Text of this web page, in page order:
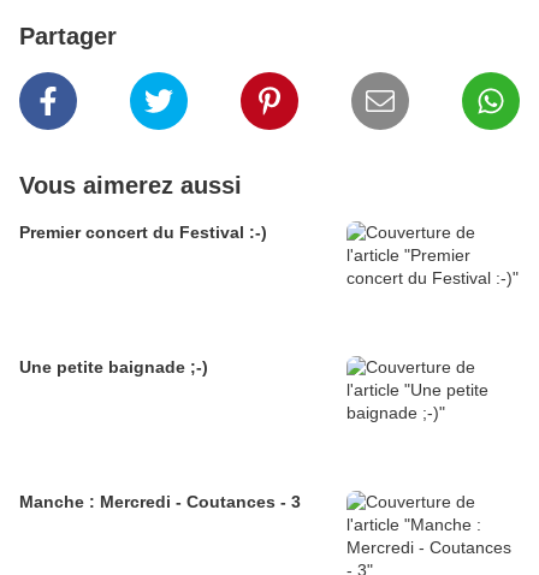
Partager
Vous aimerez aussi
Premier concert du Festival :-)
Une petite baignade ;-)
Manche : Mercredi - Coutances - 3